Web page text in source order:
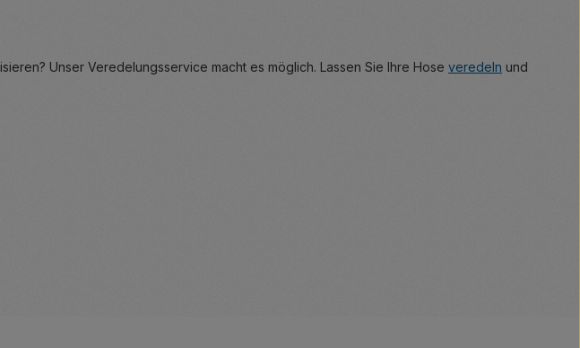
Unser Veredelungsservice macht es möglich. Lassen Sie Ihre Hose veredeln und